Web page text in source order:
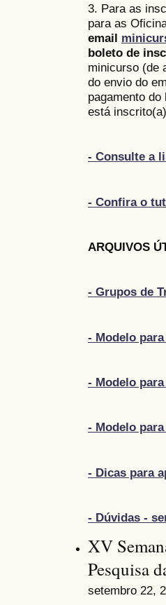
3. Para as
para as
email
boleto de
minicurso (de
do envio do
pagamento
está
- Consulte a
- Confira o
ARQUIVOS
- Grupos de
- Modelo
- Modelo
- Modelo
- Dicas para
- Dúvidas -
XV
Pesquisa
setembro 22,